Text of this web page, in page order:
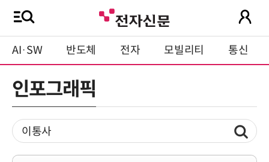
AI·SW 반도체 전자 모빌리티 통신
인포그래픽